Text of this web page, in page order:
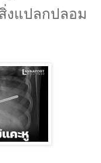
งแปลกปลอม